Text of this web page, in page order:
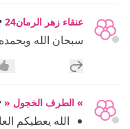
عنقاء زهر الرمان24 •
سبحان الله وبحمده
إضافة رد جديد
» الطرف الخجول «
الله يعطيكم